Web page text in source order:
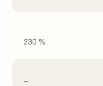
230 %
–